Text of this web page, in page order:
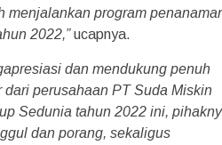
menjalankan program
2022,”ucapnya.
dan mendukung penuh
perusahaan PT Suda Miskin
Sedunia tahun 2022 ini,
dan porang, sekaligus